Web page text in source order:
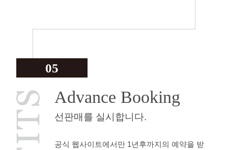
05
Advance Booking
선판매를 실시합니다.
공식 웹사이트에서만 1년후까지의 예약을 받